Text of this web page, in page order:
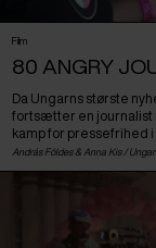
Film
80 ANGRY
Da Ungarns største
fortsætter en journalist
kamp for pressefrihed
András Földes & Anna Kis /